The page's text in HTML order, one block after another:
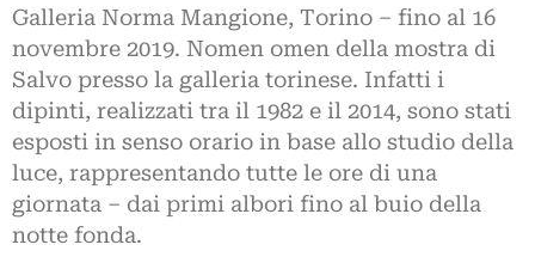
Galleria Norma Mangione, Torino – fino al 16
novembre 2019. Nomen omen della mostra di
Salvo presso la galleria torinese. Infatti i
dipinti, realizzati tra il 1982 e il 2014, sono stati
esposti in senso orario in base allo studio della
luce, rappresentando tutte le ore di una
giornata – dai primi albori fino al buio della
notte fonda.